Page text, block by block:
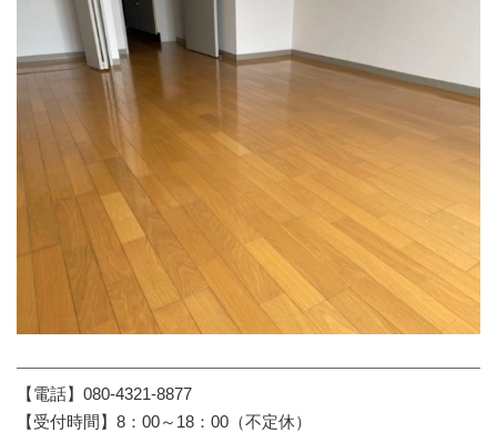
【電話】080-4321-8877
【受付時間】8：00～18：00（不定休）